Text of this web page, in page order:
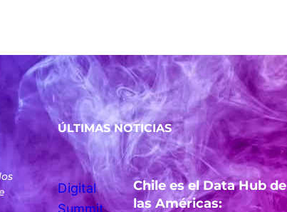
ÚLTIMAS NOTICIAS
Chile es el Data Hub de
las Américas: